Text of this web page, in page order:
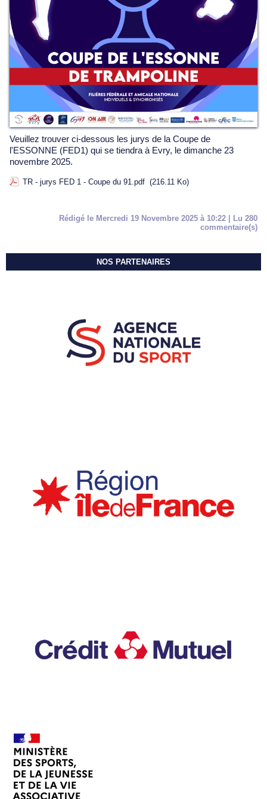
Veuillez trouver ci-dessous les jurys de la Coupe de
l'ESSONNE (FED1) qui se tiendra à Evry, le dimanche 23
novembre 2025.
TR - jurys FED 1 - Coupe du 91.pdf (216.11 Ko)
Rédigé le Mercredi 19 Novembre 2025 à 10:22 | Lu 280
commentaire(s)
NOS PARTENAIRES